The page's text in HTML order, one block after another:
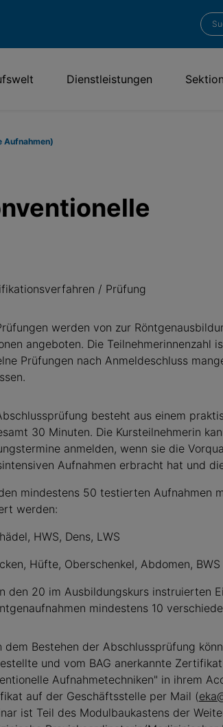
Dienstleistungen
Aufnahmen)
/ Prüfung
werden von zur
angeboten. Die
Prüfungen nach Anmeldeschluss
besteht aus einem
30 Minuten. Die Kursteilnehmerin
anmelden, wenn sie die
Aufnahmen erbracht hat und
mindestens 50 testierten Aufnahmen
werden:
HWS, Dens, LWS
Hüfte, Oberschenkel, Abdomen, BWS
den 20 im Ausbildungskurs instruierten
mindestens 10
dem Bestehen der Abschlussprüfung
und vom BAG anerkannte
Aufnahmetechniken" in ihrem
auf der Geschäftsstelle per Mail (
ist Teil des Modulbaukastens der